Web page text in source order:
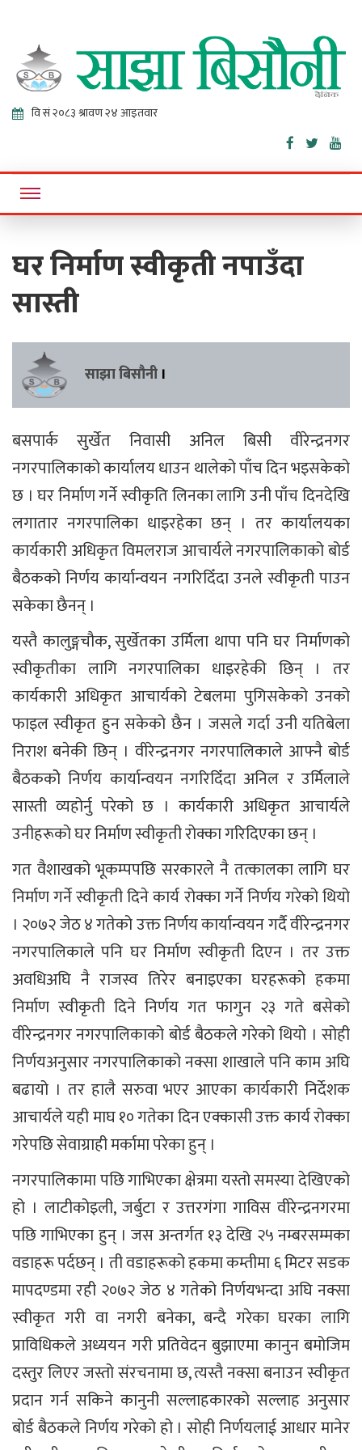
Sajha
Bisaunee
Online News Portal
घर निर्माण स्वीकृती नपाउँदा
सास्ती
साझा बिसौनी ।
बसपार्क सुर्खेत निवासी अनिल बिसी वीरेन्द्रनगर
नगरपालिकाको कार्यालय धाउन थालेको पाँच दिन भइसकेको
छ । घर निर्माण गर्ने स्वीकृति लिनका लागि उनी पाँच दिनदेखि
लगातार नगरपालिका धाइरहेका छन् । तर कार्यालयका
कार्यकारी अधिकृत विमलराज आचार्यले नगरपालिकाको बोर्ड
बैठकको निर्णय कार्यान्वयन नगरिदिँदा उनले स्वीकृती पाउन
सकेका छैनन् ।
यस्तै कालुङ्गचौक, सुर्खेतका उर्मिला थापा पनि घर निर्माणको
स्वीकृतीका लागि नगरपालिका धाइरहेकी छिन् । तर
कार्यकारी अधिकृत आचार्यको टेबलमा पुगिसकेको उनको
फाइल स्वीकृत हुन सकेको छैन । जसले गर्दा उनी यतिबेला
निराश बनेकी छिन् । वीरेन्द्रनगर नगरपालिकाले आफ्नै बोर्ड
बैठककोे निर्णय कार्यान्वयन नगरिदिँदा अनिल र उर्मिलाले
सास्ती व्यहोर्नु परेको छ । कार्यकारी अधिकृत आचार्यले
उनीहरूको घर निर्माण स्वीकृती रोक्का गरिदिएका छन् ।
गत वैशाखको भूकम्पपछि सरकारले नै तत्कालका लागि घर
निर्माण गर्ने स्वीकृती दिने कार्य रोक्का गर्ने निर्णय गरेको थियो
। २०७२ जेठ ४ गतेको उक्त निर्णय कार्यान्वयन गर्दै वीरेन्द्रनगर
नगरपालिकाले पनि घर निर्माण स्वीकृती दिएन । तर उक्त
अवधिअघि नै राजस्व तिरेर बनाइएका घरहरूको हकमा
निर्माण स्वीकृती दिने निर्णय गत फागुन २३ गते बसेको
वीरेन्द्रनगर नगरपालिकाको बोर्ड बैठकले गरेको थियो । सोही
निर्णयअनुसार नगरपालिकाको नक्सा शाखाले पनि काम अघि
बढायो । तर हालै सरुवा भएर आएका कार्यकारी निर्देशक
आचार्यले यही माघ १० गतेका दिन एक्कासी उक्त कार्य रोक्का
गरेपछि सेवाग्राही मर्कामा परेका हुन् ।
नगरपालिकामा पछि गाभिएका क्षेत्रमा यस्तो समस्या देखिएको
हो । लाटीकोइली, जर्बुटा र उत्तरगंगा गाविस वीरेन्द्रनगरमा
पछि गाभिएका हुन् । जस अन्तर्गत १३ देखि २५ नम्बरसम्मका
वडाहरू पर्दछन् । ती वडाहरूको हकमा कम्तीमा ६ मिटर सडक
मापदण्डमा रही २०७२ जेठ ४ गतेको निर्णयभन्दा अघि नक्सा
स्वीकृत गरी वा नगरी बनेका, बन्दै गरेका घरका लागि
प्राविधिकले अध्ययन गरी प्रतिवेदन बुझाएमा कानुन बमोजिम
दस्तुर लिएर जस्तो संरचनामा छ, त्यस्तै नक्सा बनाउन स्वीकृत
प्रदान गर्न सकिने कानुनी सल्लाहकारको सल्लाह अनुसार
बोर्ड बैठकले निर्णय गरेको हो । सोही निर्णयलाई आधार मानेर